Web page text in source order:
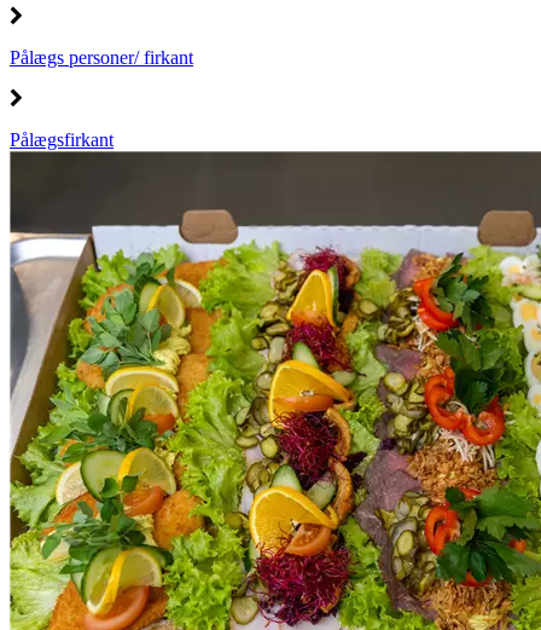
Pålægs personer/ firkant
Pålægsfirkant